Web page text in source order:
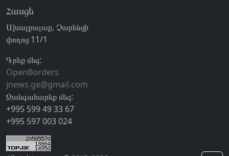
Հասցե
Ախալքալաք, Չարենցի
փողոց 11/1
Գրեք մեզ:
OpenBorders
jnews.ge@gmail.com
Զանգահարեք մեզ:
+995 599 49 33 67
+995 597 003 024